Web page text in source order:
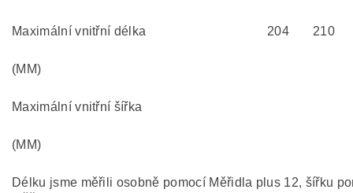
Maximální vnitřní délka 204 210
(MM)
Maximální vnitřní šířka
(MM)
Délku jsme měřili osobně pomocí Měřidla plus 12, šířku